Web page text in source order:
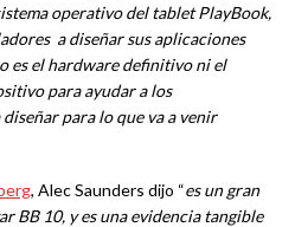
operativo del tablet PlayBook,
a diseñar sus aplicaciones
es el hardware definitivo ni el
para ayudar a los
para lo que va a venir
, Alec Saunders dijo “es un gran
BB 10, y es una evidencia tangible